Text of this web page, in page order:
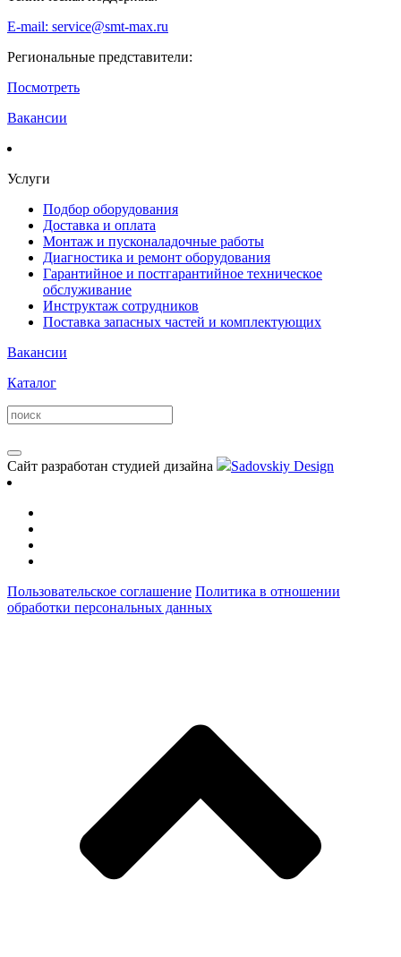
E-mail: service@smt-max.ru
Региональные представители:
Посмотреть
Вакансии
Услуги
Подбор оборудования
Доставка и оплата
Монтаж и пусконаладочные работы
Диагностика и ремонт оборудования
Гарантийное и постгарантийное техническое
обслуживание
Инструктаж сотрудников
Поставка запасных частей и комплектующих
Вакансии
Каталог
Сайт разработан студией дизайна Sadovskiy Design
Пользовательское соглашение Политика в отношении
обработки персональных данных